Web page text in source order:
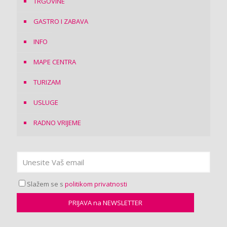
GASTRO I ZABAVA
INFO
MAPE CENTRA
TURIZAM
USLUGE
RADNO VRIJEME
Slažem se s politikom privatnosti